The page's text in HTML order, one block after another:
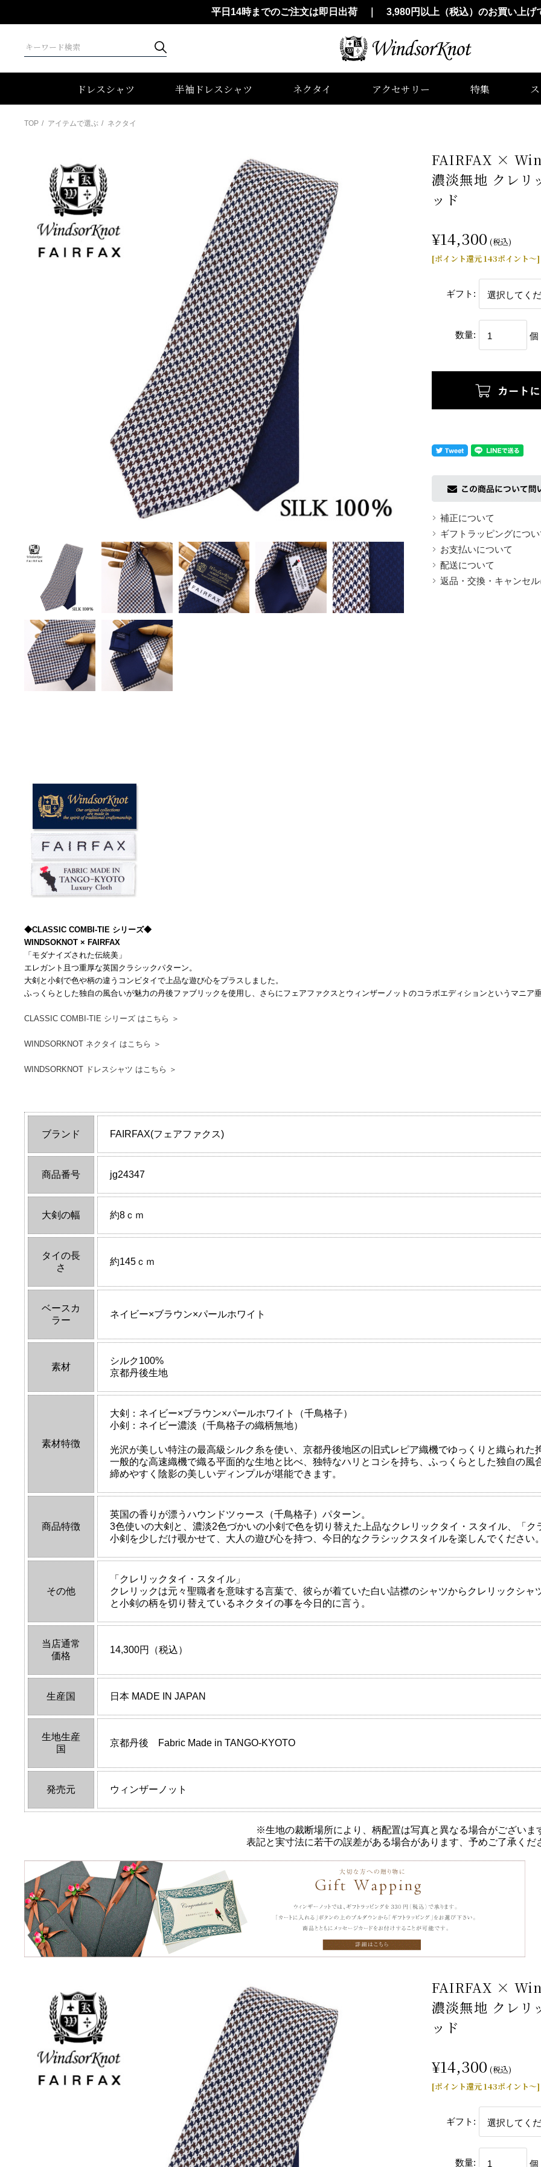
平日14時までのご注文は即日出荷 ｜ 3,980円以上（税込）のお買い上げ
ドレスシャツ 半袖ドレスシャツ ネクタイ アクセサリー 特集
TOP アイテムで選ぶ ネクタイ
FAIRFAX ×
濃淡無地 クレリ
ッド
¥14,300 (税込)
[ポイント還元 143ポイント～]
ギフト:
数量: 個
補正について
ギフトラッピングにつ
お支払いについて
配送について
返品・交換・キャンセ
◆CLASSIC COMBI-TIE シリーズ◆
WINDSOKNOT × FAIRFAX
「モダナイズされた伝統美」
エレガント且つ重厚な英国クラシックパターン。
大剣と小剣で色や柄の違うコンビタイで上品な遊び心をプラスしました。
ふっくらとした独自の風合いが魅力の丹後ファブリックを使用し、さらにフェアファクスとウィンザーノットのコラボエディションというマニア
CLASSIC COMBI-TIE シリーズ はこちら ＞
WINDSORKNOT ネクタイ はこちら ＞
WINDSORKNOT ドレスシャツ はこちら ＞
ブランド FAIRFAX(フェアファクス)
商品番号 jg24347
大剣の幅 約8ｃｍ
タイの長
さ
約145ｃｍ
ベースカ
ラー
ネイビー×ブラウン×パールホワイト
素材
シルク100%
京都丹後生地
素材特徴
大剣：ネイビー×ブラウン×パールホワイト（千鳥格子）
小剣：ネイビー濃淡（千鳥格子の織柄無地）
光沢が美しい特注の最高級シルク糸を使い、京都丹後地区の旧式レピア織機でゆっくりと織られた
一般的な高速織機で織る平面的な生地と比べ、独特なハリとコシを持ち、ふっくらとした独自の風
締めやすく陰影の美しいディンプルが堪能できます。
商品特徴
英国の香りが漂うハウンドツゥース（千鳥格子）パターン。
3色使いの大剣と、濃淡2色づかいの小剣で色を切り替えた上品なクレリックタイ・スタイル、「ク
小剣を少しだけ覗かせて、大人の遊び心を持つ、今日的なクラシックスタイルを楽しんでください
その他
「クレリックタイ・スタイル」
クレリックは元々聖職者を意味する言葉で、彼らが着ていた白い詰襟のシャツからクレリックシ
と小剣の柄を切り替えているネクタイの事を今日的に言う。
当店通常
価格
14,300円（税込）
生産国 日本 MADE IN JAPAN
生地生産
国
京都丹後 Fabric Made in TANGO-KYOTO
発売元 ウィンザーノット
※生地の裁断場所により、柄配置は写真と異なる場合がございま
表記と実寸法に若干の誤差がある場合があります、予めご了承くだ
FAIRFAX ×
濃淡無地 クレリ
ッド
¥14,300 (税込)
[ポイント還元 143ポイント～]
ギフト:
数量: 個